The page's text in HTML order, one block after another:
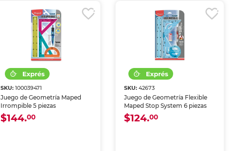
SKU:100039471
Juego de Geometría Maped
Irrompible 5 piezas
$144.00
SKU: 42673
Juego de Geometría Flexible
Maped Stop System 6 piezas
$124.00